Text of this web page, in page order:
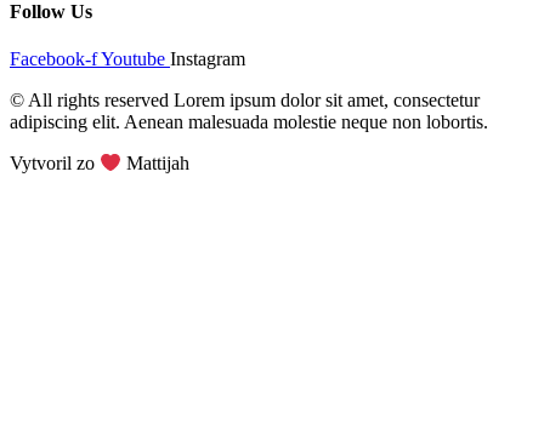
Follow Us
Facebook-fYoutube Instagram
© All rights reserved Lorem ipsum dolor sit amet, consectetur
adipiscing elit. Aenean malesuada molestie neque non lobortis.
Vytvoril zo Mattijah